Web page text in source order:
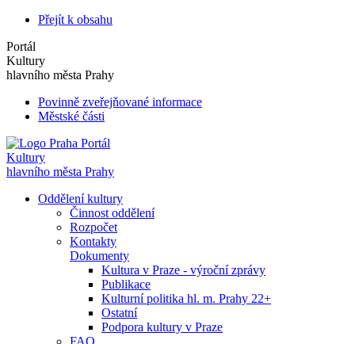
Přejít k obsahu
Portál
Kultury
hlavního města Prahy
Povinně zveřejňované informace
Městské části
Portál
Kultury
hlavního města Prahy
Oddělení kultury
Činnost oddělení
Rozpočet
Kontakty
Dokumenty
Kultura v Praze - výroční zprávy
Publikace
Kulturní politika hl. m. Prahy 22+
Ostatní
Podpora kultury v Praze
FAQ